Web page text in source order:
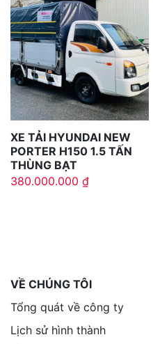
XE TẢI HYUNDAI NEW
PORTER H150 1.5 TẤN
THÙNG BẠT
380.000.000 ₫
VỀ CHÚNG TÔI
Tổng quát về công ty
Lịch sử hình thành